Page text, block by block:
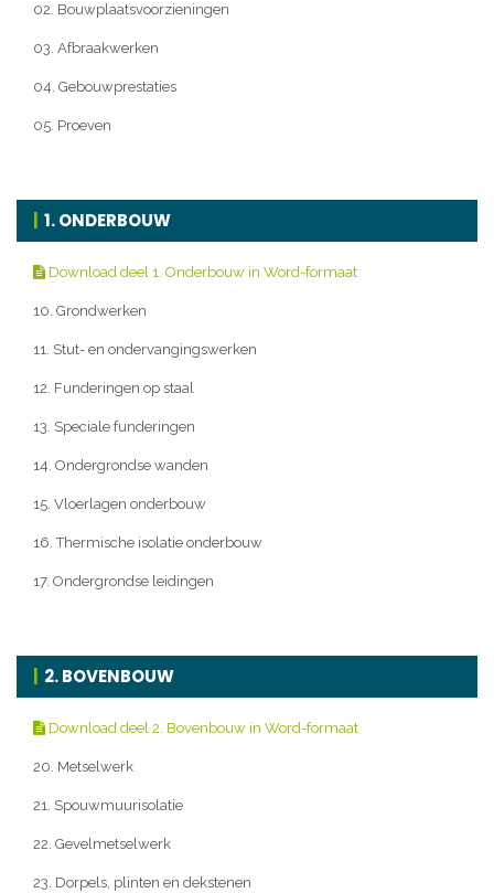
02. Bouwplaatsvoorzieningen
03. Afbraakwerken
04. Gebouwprestaties
05. Proeven
1. ONDERBOUW
Download deel 1. Onderbouw in Word-formaat
10. Grondwerken
11. Stut- en ondervangingswerken
12. Funderingen op staal
13. Speciale funderingen
14. Ondergrondse wanden
15. Vloerlagen onderbouw
16. Thermische isolatie onderbouw
17. Ondergrondse leidingen
2. BOVENBOUW
Download deel 2. Bovenbouw in Word-formaat
20. Metselwerk
21. Spouwmuurisolatie
22. Gevelmetselwerk
23. Dorpels, plinten en dekstenen